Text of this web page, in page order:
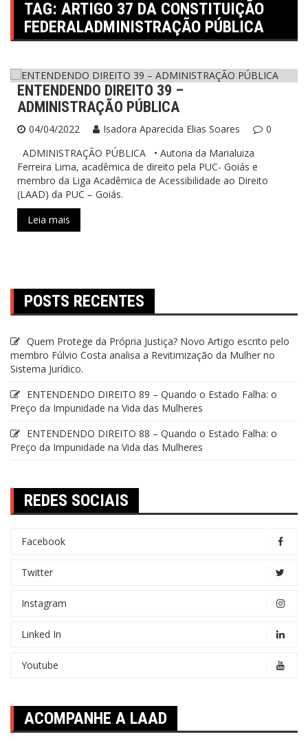
TAG: ARTIGO 37 DA CONSTITUIÇÃO
FEDERALADMINISTRAÇÃO PÚBLICA
Entendendo Direito LaadNews
O Que Nós Fazemos
ENTENDENDO DIREITO 39 –
ADMINISTRAÇÃO PÚBLICA
04/04/2022 Isadora Aparecida Elias Soares
0
ADMINISTRAÇÃO PÚBLICA • Autoria da Marialuiza
Ferreira Lima, acadêmica de direito pela PUC- Goiás e
membro da Liga Acadêmica de Acessibilidade ao Direito
(LAAD) da PUC – Goiás.
Leia mais
POSTS RECENTES
Quem Protege da Própria Justiça? Novo Artigo escrito pelo
membro Fúlvio Costa analisa a Revitimização da Mulher no
Sistema Jurídico.
ENTENDENDO DIREITO 89 – Quando o Estado Falha: o
Preço da Impunidade na Vida das Mulheres
ENTENDENDO DIREITO 88 – Quando o Estado Falha: o
Preço da Impunidade na Vida das Mulheres
REDES SOCIAIS
Facebook
Twitter
Instagram
Linked In
Youtube
ACOMPANHE A LAAD